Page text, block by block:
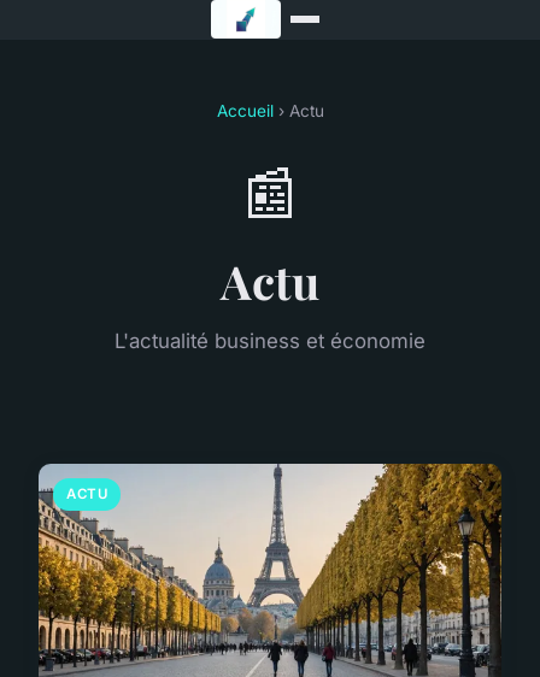
Accueil› Actu
📰
Actu
L'actualité business et économie
ACTU